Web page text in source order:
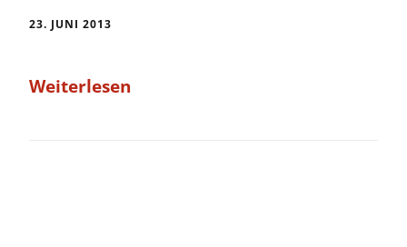
23. JUNI 2013
Weiterlesen